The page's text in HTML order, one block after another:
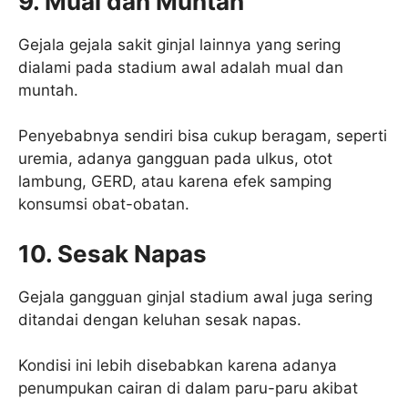
Gejala gejala sakit ginjal lainnya yang sering
dialami pada stadium awal adalah mual dan
muntah.
Penyebabnya sendiri bisa cukup beragam, seperti
uremia, adanya gangguan pada ulkus, otot
lambung, GERD, atau karena efek samping
konsumsi obat-obatan.
10. Sesak Napas
Gejala gangguan ginjal stadium awal juga sering
ditandai dengan keluhan sesak napas.
Kondisi ini lebih disebabkan karena adanya
penumpukan cairan di dalam paru-paru akibat